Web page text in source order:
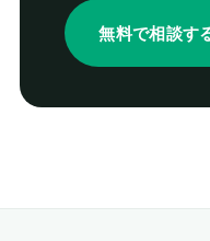
無料で相談す